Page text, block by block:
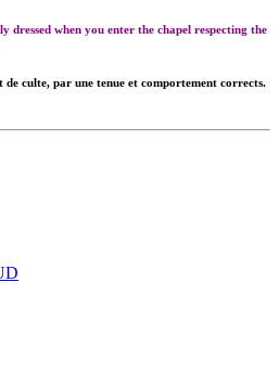
dressed when you enter the chapel respecting the
de culte, par une tenue et comportement corrects.